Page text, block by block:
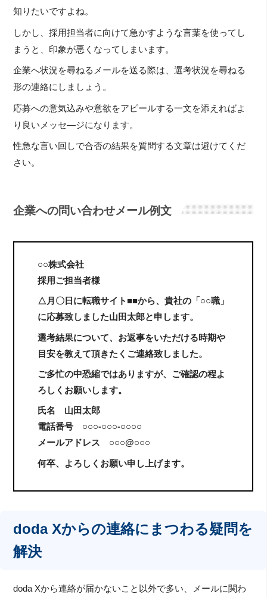
知りたいですよね。
しかし、採用担当者に向けて急かすような言葉を使ってし
まうと、印象が悪くなってしまいます。
企業へ状況を尋ねるメールを送る際は、選考状況を尋ねる
形の連絡にしましょう。
応募への意気込みや意欲をアピールする一文を添えればよ
り良いメッセ―ジになります。
性急な言い回しで合否の結果を質問する文章は避けてくだ
さい。
企業への問い合わせメール例文
○○株式会社
採用ご担当者様
△月〇日に転職サイト■■から、貴社の「○○職」
に応募致しました山田太郎と申します。
選考結果について、お返事をいただける時期や
目安を教えて頂きたくご連絡致しました。
ご多忙の中恐縮ではありますが、ご確認の程よ
ろしくお願いします。
氏名 山田太郎
電話番号 ○○○-○○○-○○○○
メールアドレス ○○○@○○○
何卒、よろしくお願い申し上げます。
doda Xからの連絡にまつわる疑問を
解決
doda Xから連絡が届かないこと以外で多い、メールに関わ